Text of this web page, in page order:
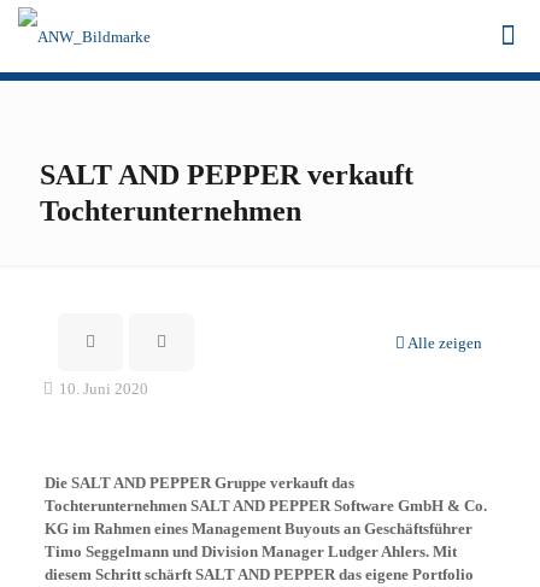
SALT AND PEPPER verkauft
Tochterunternehmen
Alle zeigen
10. Juni 2020
Die SALT AND PEPPER Gruppe verkauft das
Tochterunternehmen SALT AND PEPPER Software GmbH & Co.
KG im Rahmen eines Management Buyouts an Geschäftsführer
Timo Seggelmann und Division Manager Ludger Ahlers. Mit
diesem Schritt schärft SALT AND PEPPER das eigene Portfolio